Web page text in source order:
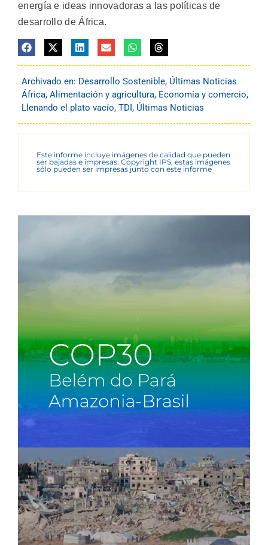
energía e ideas innovadoras a las políticas de
desarrollo de África.
Archivado en: Desarrollo Sostenible, Últimas Noticias
África, Alimentación y agricultura, Economía y comercio,
Llenando el plato vacío, TDI, Últimas Noticias
Este informe incluye imágenes de calidad que pueden
ser bajadas e impresas. Copyright IPS, estas imágenes
sólo pueden ser impresas junto con este informe